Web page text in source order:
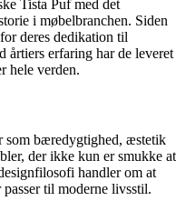
Tista Puf med det
i møbelbranchen. Siden
deres dedikation til
erfaring har de leveret
hele verden.
som bæredygtighed, æstetik
der ikke kun er smukke at
handler om at
til moderne livsstil.